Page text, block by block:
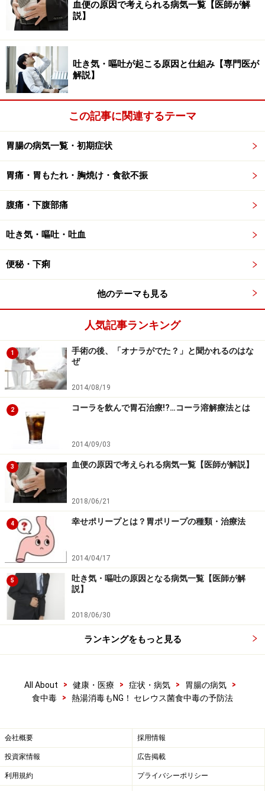
食事は加熱調理してある事が多い
>>次ページでは、セレウス菌による食中毒対策を考えま
す。>>
断・治療行為ではありません。診断・治療を必要とする方は、適
切な医療機関での受診をおすすめいたします。記事内容は執筆者
個人の見解によるものであり、全ての方への有効性を保証するも
のではありません。当サイトで提供する情報に基づいて被ったい
かなる損害についても、当社、各ガイド、その他当社と契約した
情報提供者は一切の責任を負いかねます。
免責事項
血便の原因で考えられる病気一覧【医師が解
説】
吐き気・嘔吐が起こる原因と仕組み【専門医が
解説】
この記事に関連するテーマ
胃腸の病気一覧・初期症状
胃痛・胃もたれ・胸焼け・食欲不振
腹痛・下腹部痛
吐き気・嘔吐・吐血
便秘・下痢
他のテーマも見る
人気記事ランキング
1
手術の後、「オナラがでた？」と聞かれるのはな
ぜ
2014/08/19
2 コーラを飲んで胃石治療!?…コーラ溶解療法とは
2014/09/03
3 血便の原因で考えられる病気一覧【医師が解説】
2018/06/21
4 幸せポリープとは？胃ポリープの種類・治療法
2014/04/17
5
吐き気・嘔吐の原因となる病気一覧【医師が解
説】
2018/06/30
ランキングをもっと見る
All About > 健康・医療 > 症状・病気 > 胃腸の病気
>
食中毒
> 熱湯消毒もNG！ セレウス菌食中毒の予防法
会社概要 採用情報
投資家情報 広告掲載
利用規約 プライバシーポリシー